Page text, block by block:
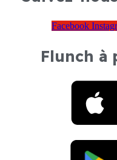
Facebook
Flunch à